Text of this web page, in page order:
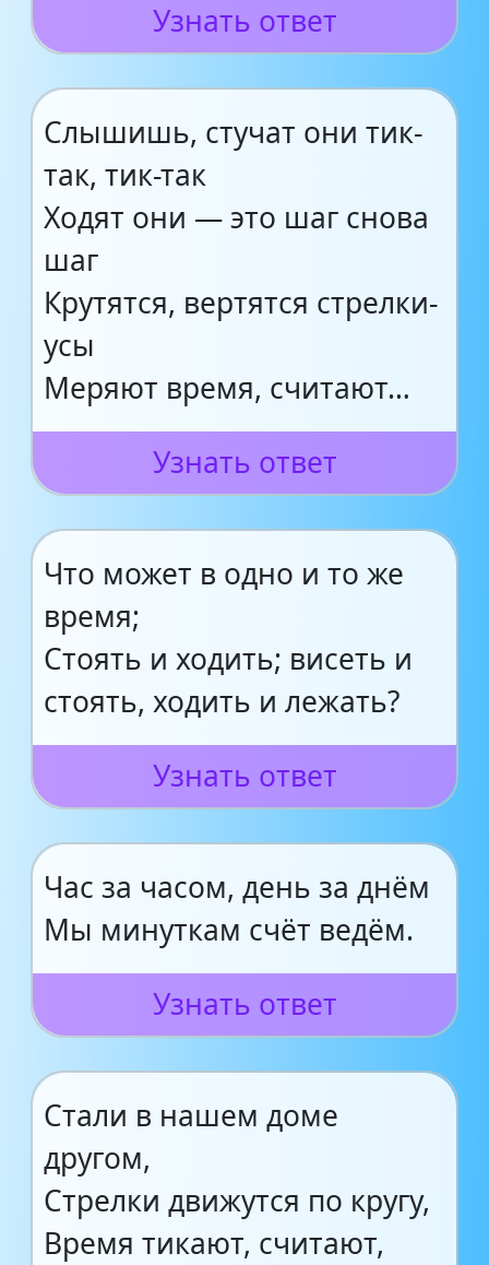
Узнать ответ
Слышишь, стучат они тик-
так, тик-так
Ходят они — это шаг снова
шаг
Крутятся, вертятся стрелки-
усы
Меряют время, считают…
Узнать ответ
Что может в одно и то же
время;
Стоять и ходить; висеть и
стоять, ходить и лежать?
Узнать ответ
Час за часом, день за днём
Мы минуткам счёт ведём.
Узнать ответ
Стали в нашем доме
другом,
Стрелки движутся по кругу,
Время тикают, считают,